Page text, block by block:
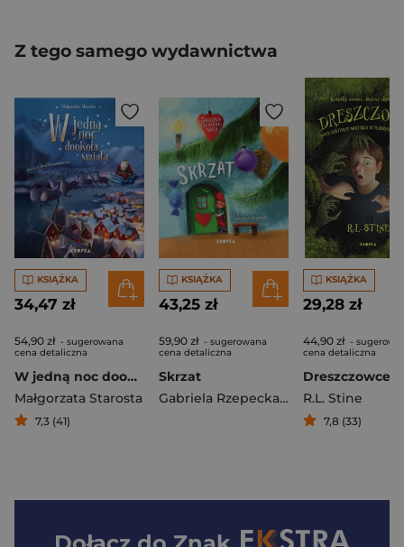
Z tego samego wydawnictwa
KSIĄŻKA
34,47 zł
54,90 zł - sugerowana
cena detaliczna
W jedną noc dookoła świata
Małgorzata Starosta
7,3 (41)
KSIĄŻKA
43,25 zł
59,90 zł - sugerowana
cena detaliczna
Skrzat
Gabriela Rzepecka-Wiess
KSIĄŻKA
29,28 zł
44,90 zł -
cena detaliczna
R.L. Stine
7,8 (33)